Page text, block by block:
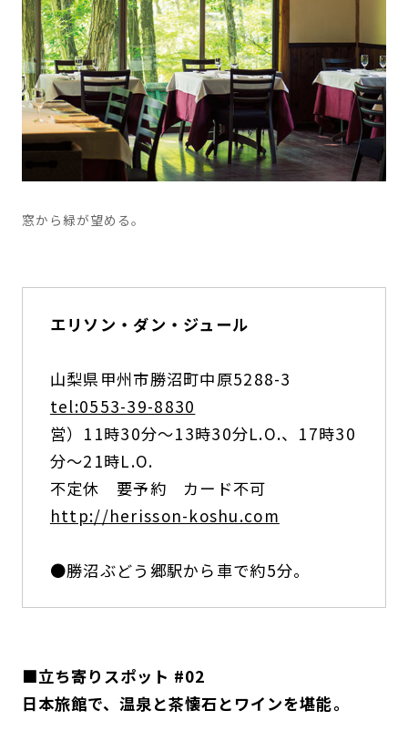
窓から緑が望める。
エリソン・ダン・ジュール
山梨県甲州市勝沼町中原5288-3
tel:0553-39-8830
営）11時30分〜13時30分L.O.、17時30
分〜21時L.O.
不定休 要予約 カード不可
http://herisson-koshu.com
●勝沼ぶどう郷駅から車で約5分。
■立ち寄りスポット #02
日本旅館で、温泉と茶懐石とワインを堪能。